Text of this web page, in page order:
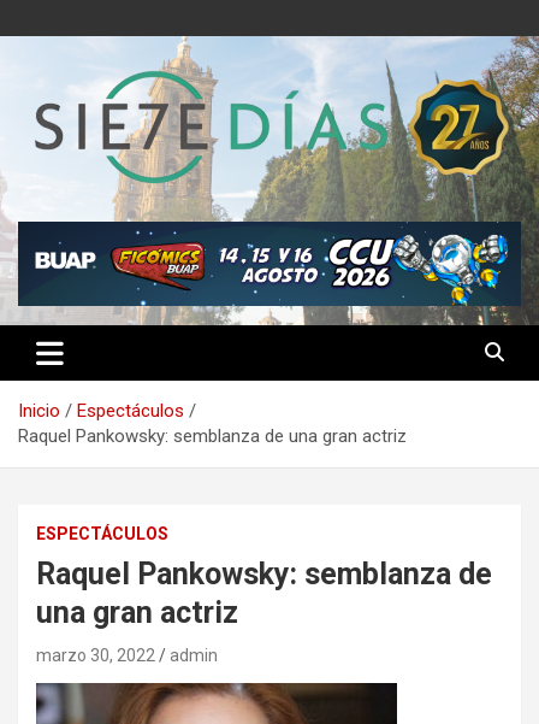
al
Semanario 7 Días
Inicio
Espectáculos
Raquel Pankowsky: semblanza de una gran actriz
ESPECTÁCULOS
Raquel Pankowsky: semblanza de
una gran actriz
marzo 30, 2022 admin